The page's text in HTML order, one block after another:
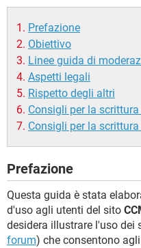
HARDWARE
Prefazione
Obiettivo
Linee guida di
Aspetti legali
Rispetto degli altri
Consigli per la
Consigli per la
Prefazione
Questa guida è stata
d'uso agli utenti del sito
desidera illustrare l'uso dei
forum) che consentono